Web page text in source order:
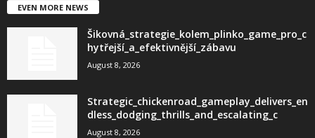
EVEN MORE NEWS
Šikovná_strategie_kolem_plinko_game_pro_c
hytřejší_a_efektivnější_zábavu
August 8, 2026
Strategic_chickenroad_gameplay_delivers_en
dless_dodging_thrills_and_escalating_c
August 8, 2026